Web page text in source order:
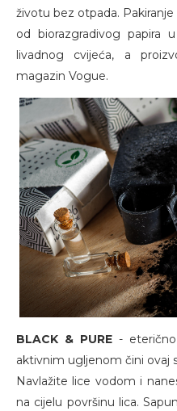
životu bez otpada.
od biorazgradivog papira
livadnog cvijeća, a
magazin Vogue.
BLACK & PURE -
aktivnim ugljenom čini ovaj
Navlažite lice vodom i
na cijelu površinu lica.